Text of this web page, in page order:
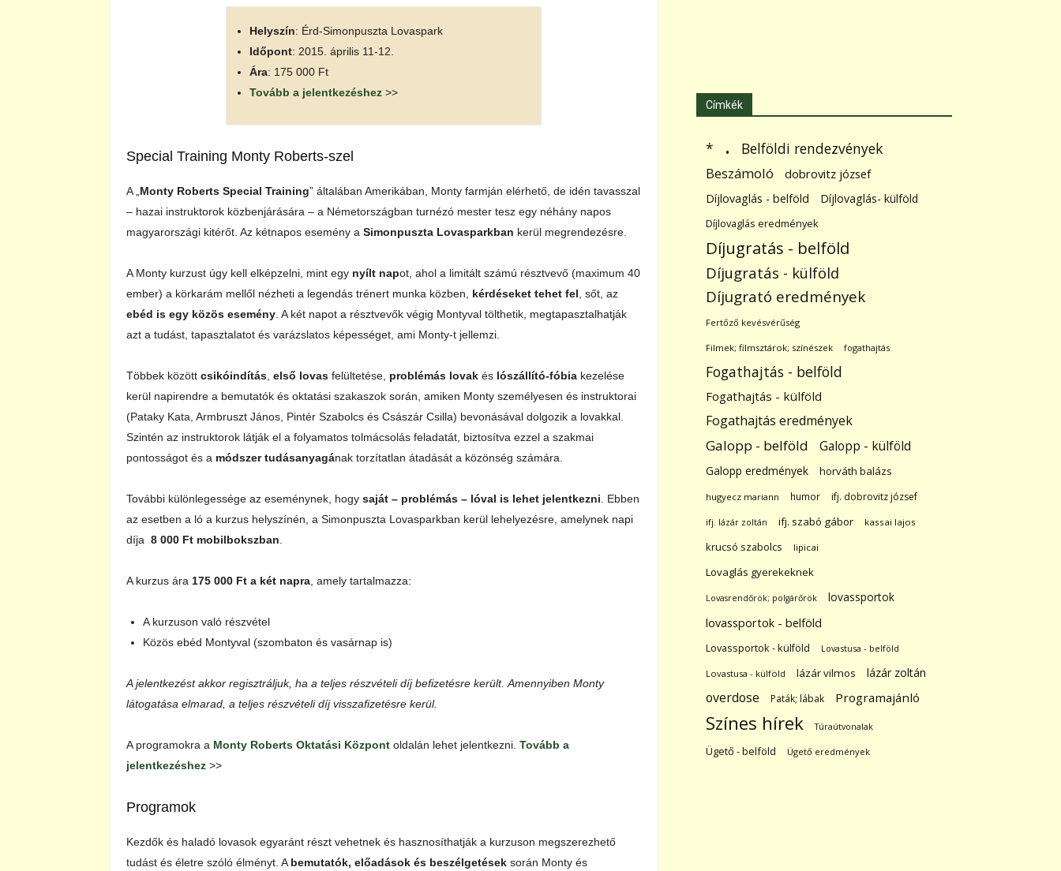
Helyszín: Érd-Simonpuszta Lovaspark
Időpont: 2015. április 11-12.
Ára: 175 000 Ft
Tovább a jelentkezéshez >>
Special Training Monty Roberts-szel
A „ Monty Roberts Special Training” általában Amerikában, Monty farmján elérhető, de idén tavasszal
– hazai instruktorok közbenjárására – a Németországban turnézó mester tesz egy néhány napos
magyarországi kitérőt. Az kétnapos esemény a Simonpuszta Lovasparkban kerül megrendezésre.
A Monty kurzust úgy kell elképzelni, mint egy nyílt napot, ahol a limitált számú résztvevő (maximum 40
ember) a körkarám mellől nézheti a legendás trénert munka közben, kérdéseket tehet fel , sőt, az
ebéd is egy közös esemény . A két napot a résztvevők végig Montyval tölthetik, megtapasztalhatják
azt a tudást, tapasztalatot és varázslatos képességet, ami Monty-t jellemzi.
Többek között csikóindítás első lovas felültetése, problémás lovak és lószállító-fóbia kezelése
kerül napirendre a bemutatók és oktatási szakaszok során, amiken Monty személyesen és instruktorai
(Pataky Kata, Armbruszt János, Pintér Szabolcs és Császár Csilla) bevonásával dolgozik a lovakkal.
Szintén az instruktorok látják el a folyamatos tolmácsolás feladatát, biztosítva ezzel a szakmai
pontosságot és a módszer tudásanyagának torzítatlan átadását a közönség számára.
További különlegessége az eseménynek, hogy saját – problémás – lóval is lehet jelentkezni . Ebben
az esetben a ló a kurzus helyszínén, a Simonpuszta Lovasparkban kerül lehelyezésre, amelynek napi
díja 8 000 Ft mobilbokszban
A kurzus ára 175 000 Ft a két napra , amely tartalmazza:
A kurzuson való részvétel
Közös ebéd Montyval (szombaton és vasárnap is)
A jelentkezést akkor regisztráljuk, ha a teljes részvételi díj befizetésre került. Amennyiben Monty
látogatása elmarad, a teljes részvételi díj visszafizetésre kerül.
A programokra a Monty Roberts Oktatási Központ oldalán lehet jelentkezni. Tovább a
jelentkezéshez >>
Programok
Kezdők és haladó lovasok egyaránt részt vehetnek és hasznosíthatják a kurzuson megszerezhető
tudást és életre szóló élményt. A bemutatók, előadások és beszélgetések során Monty és
Címkék
* . Belföldi rendezvények
Beszámoló dobrovitz józsef
Díjlovaglás - belföld Díjlovaglás- külföld
Díjlovaglás eredmények
Díjugratás - belföld
Díjugratás - külföld
Díjugrató eredmények
Fertőző kevésvérűség
Filmek; filmsztárok; színészek fogathajtás
Fogathajtás - belföld
Fogathajtás - külföld
Fogathajtás eredmények
Galopp - belföld Galopp - külföld
Galopp eredmények horváth balázs
hugyecz mariann humor ifj. dobrovitz józsef
ifj. lázár zoltán ifj. szabó gábor kassai lajos
krucsó szabolcs lipicai
Lovaglás gyerekeknek
Lovasrendőrök; polgárőrök
lovassportok
lovassportok - belföld
Lovassportok - külföld Lovastusa - belföld
Lovastusa - külföld lázár vilmos lázár zoltán
overdose Paták; lábak Programajánló
Színes hírek Túraútvonalak
Ügető - belföld Ügető eredmények